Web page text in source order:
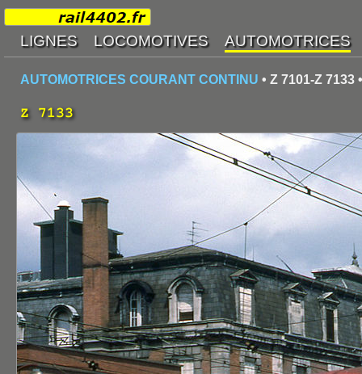
AUTOMOTRICES COURANT CONTINU • Z 7101-Z 7133
Z 7133